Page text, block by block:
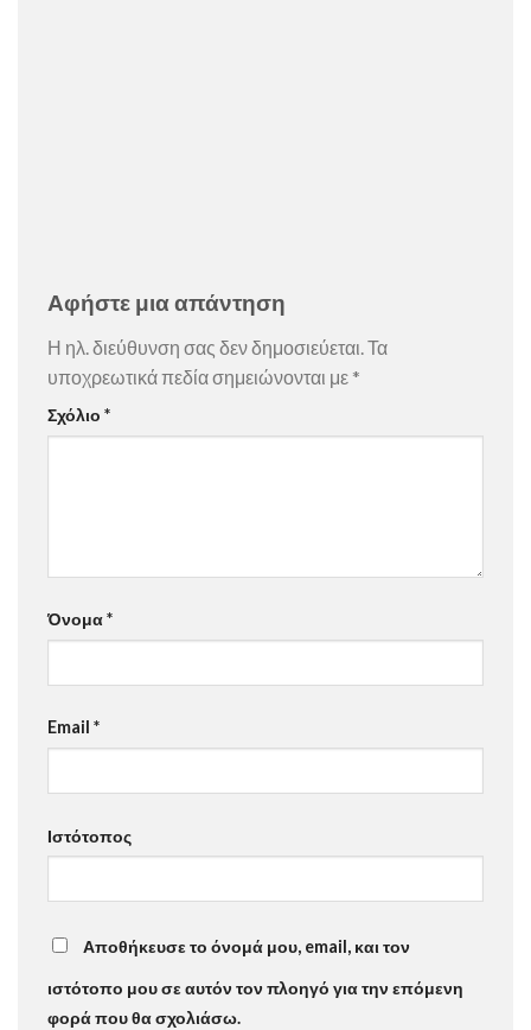
Αφήστε μια απάντηση
Η ηλ. διεύθυνση σας δεν δημοσιεύεται.Τα
υποχρεωτικά πεδία σημειώνονται με *
Σχόλιο *
Όνομα*
Email *
Ιστότοπος
Αποθήκευσε το όνομά μου, email, και τον
ιστότοπο μου σε αυτόν τον πλοηγό για την επόμενη
φορά που θα σχολιάσω.